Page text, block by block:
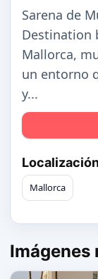
Sarena de
Destination
Mallorca,
un entorno
y...
Mallorca
Imágenes